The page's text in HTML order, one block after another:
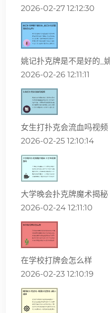
2026-02-27 12:12:30
姚记扑克牌是不是好的_
2026-02-26 12:11:11
女生打扑克会流血吗视频
2026-02-25 12:10:14
大学晚会扑克牌魔术揭
2026-02-24 12:11:10
在学校打牌会怎么样
2026-02-23 12:10:19